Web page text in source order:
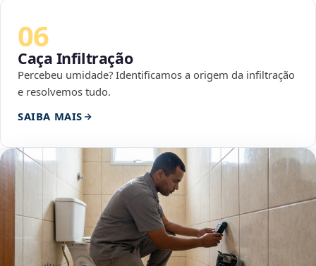
06
Caça Infiltração
Percebeu umidade? Identificamos a origem da infiltração
e resolvemos tudo.
SAIBA MAIS